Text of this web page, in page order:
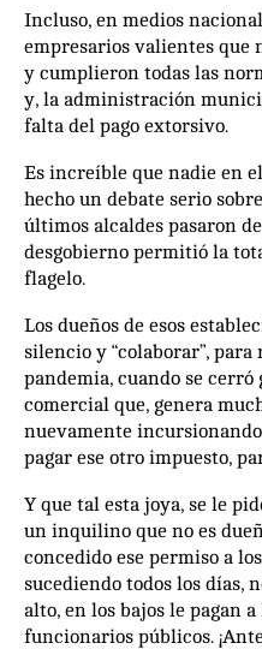
Incluso, en medios
empresarios valientes que
y cumplieron todas las
y, la administración
falta del pago extorsivo.
Es increíble que nadie en
hecho un debate serio
últimos alcaldes pasaron
desgobierno permitió la
flagelo.
Los dueños de esos
silencio y “colaborar”, para
pandemia, cuando se
comercial que, genera
nuevamente
pagar ese otro impuesto,
Y que tal esta joya, se le
un inquilino que no es
concedido ese permiso a
sucediendo todos los días,
alto, en los bajos le pagan
funcionarios públicos.